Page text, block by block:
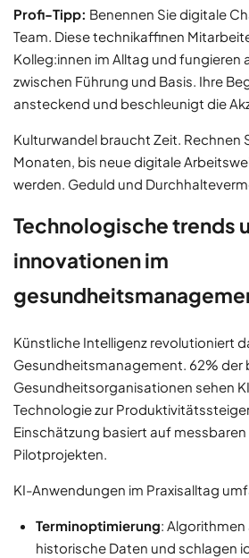
Profi-Tipp: Benennen Sie digitale
Team. Diese technikaffinen
Kolleg:innen im Alltag und fungieren
zwischen Führung und Basis. Ihre
ansteckend und beschleunigt die
Kulturwandel braucht Zeit. Rechnen
Monaten, bis neue digitale
werden. Geduld und
Technologische trends
innovationen im
Künstliche Intelligenz revolutioniert
Gesundheitsmanagement. 62% der
Gesundheitsorganisationen sehen
Technologie zur
Einschätzung basiert auf messbaren
Pilotprojekten.
KI-Anwendungen im Praxisalltag
Terminoptimierung: Algorithmen
historische Daten und schlagen